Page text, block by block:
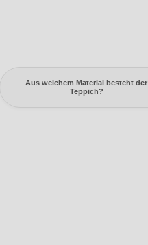
Aus welchem Material besteht der
Teppich?